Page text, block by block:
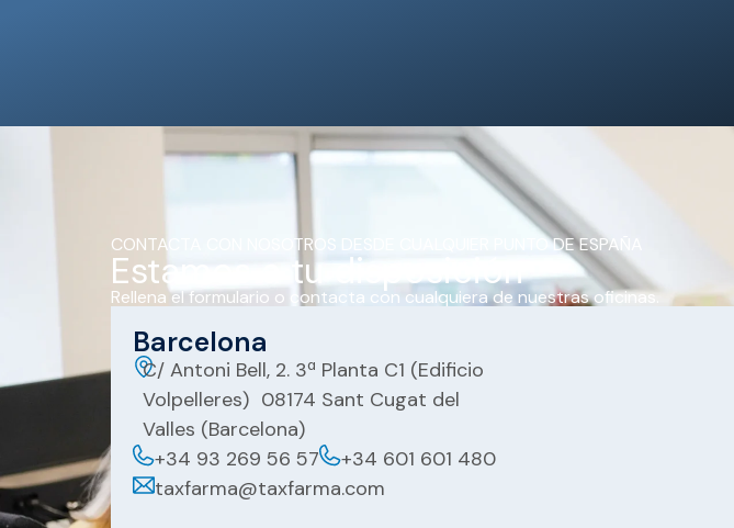
CONTACTA CON NOSOTROS DESDE CUALQUIER PUNTO DE ESPAÑA
Estamos a tu disposición
Rellena el formulario o contacta con cualquiera de nuestras oficinas.
Barcelona
C/ Antoni Bell, 2. 3ª Planta C1 (Edificio
Volpelleres) 08174 Sant Cugat del
Valles (Barcelona)
+34 93 269 56 57
+34 601 601 480
taxfarma@taxfarma.com